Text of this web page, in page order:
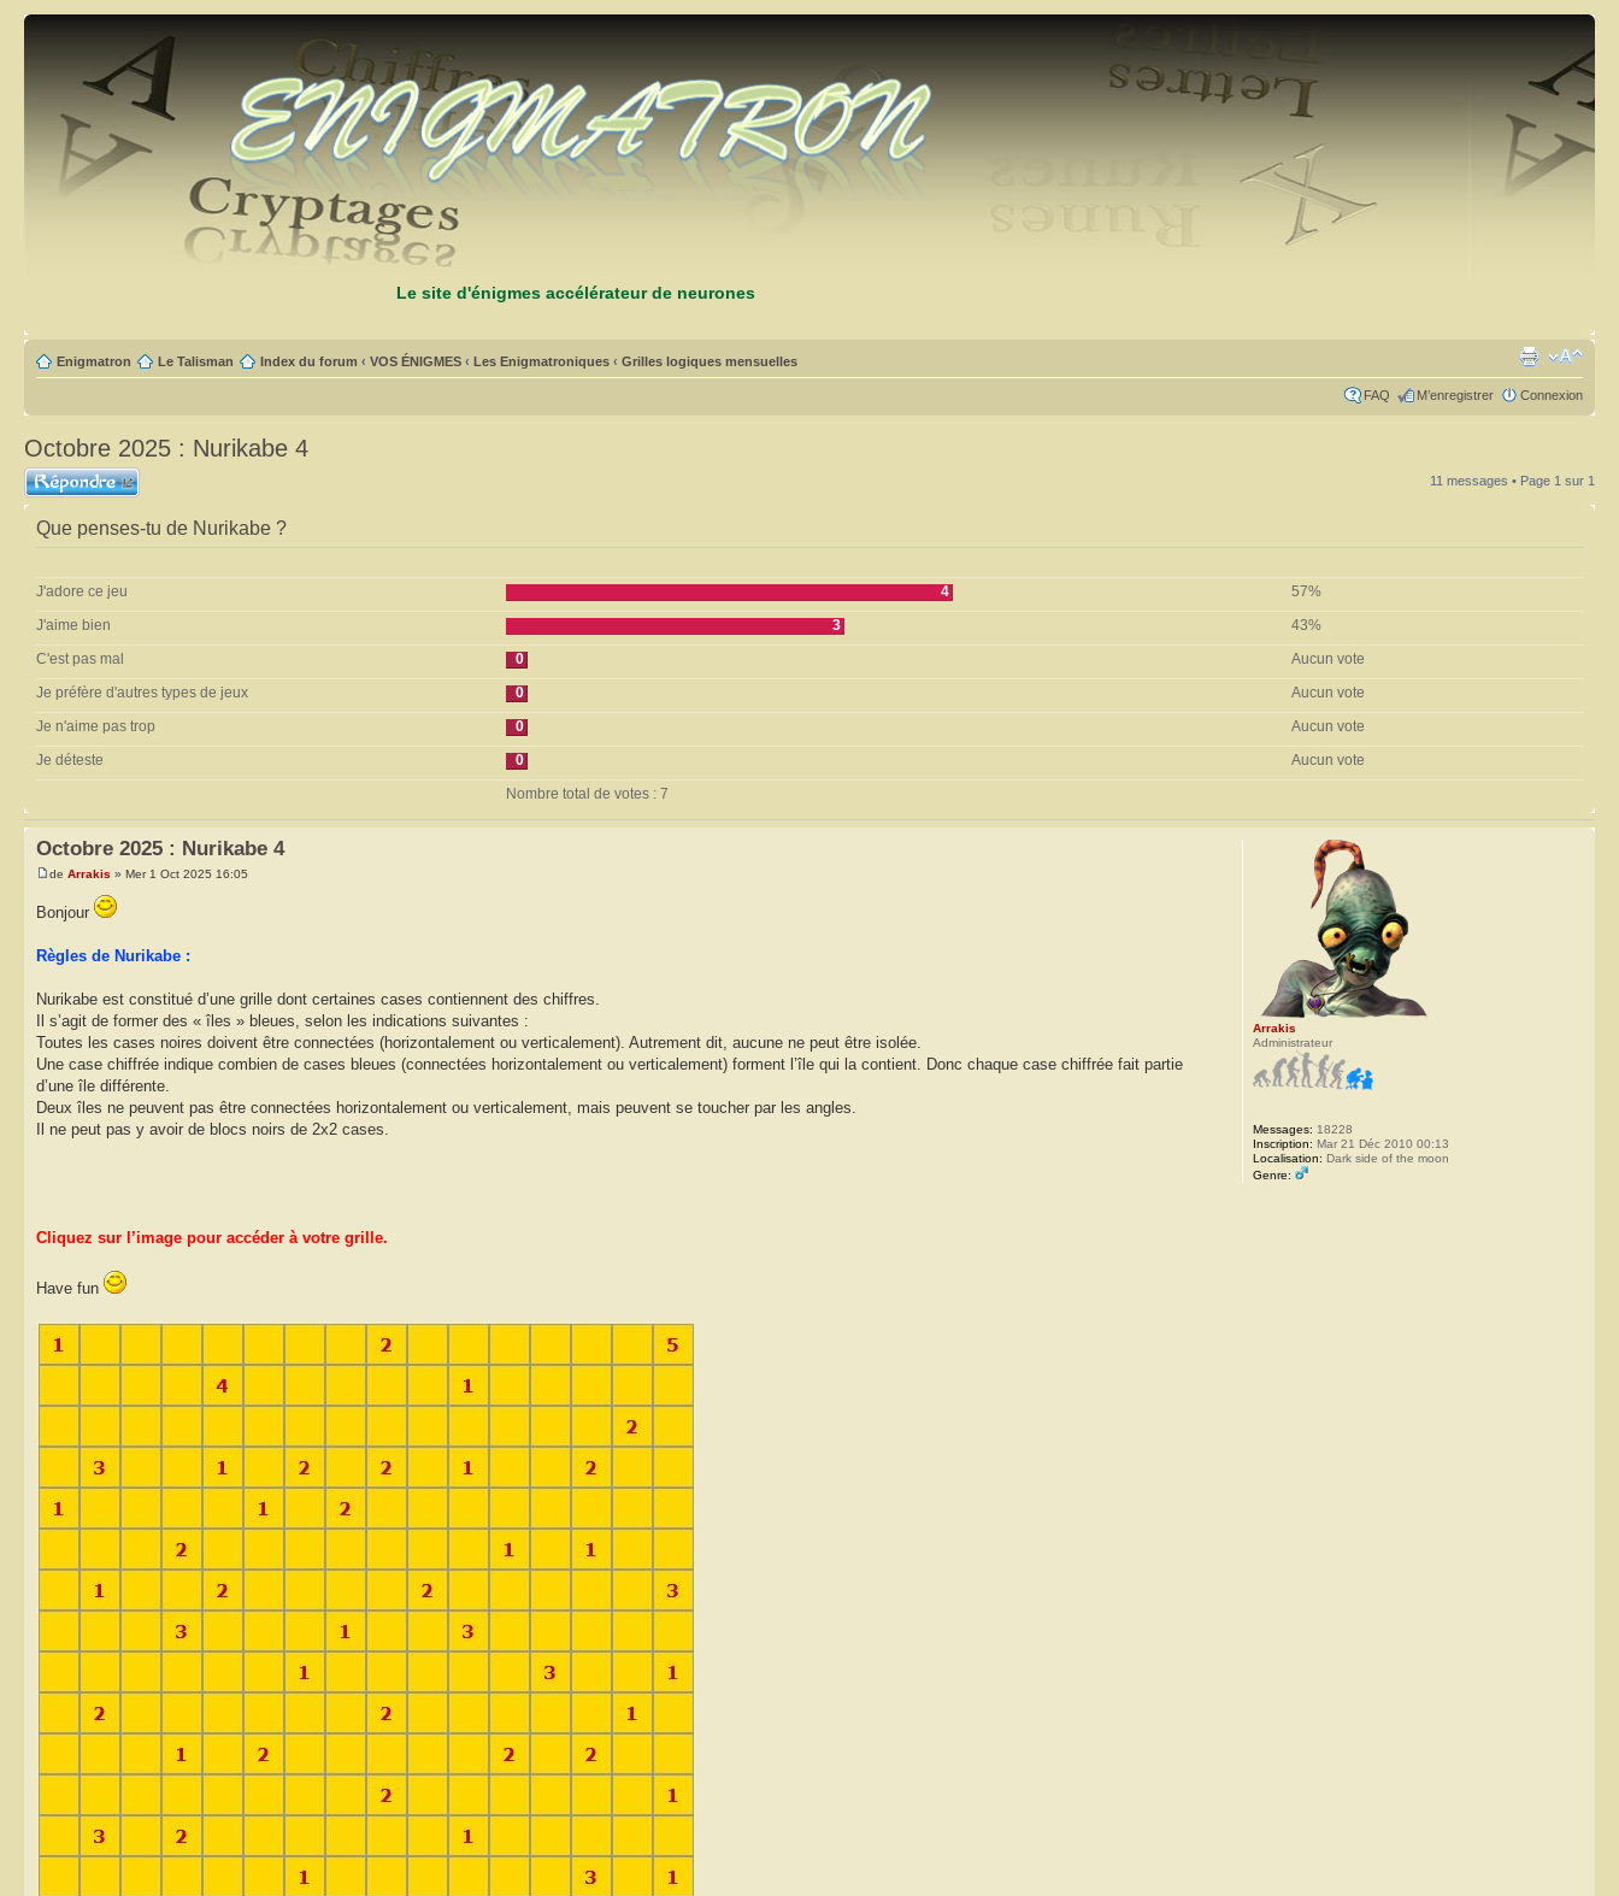
Le site d'énigmes accélérateur de neurones
Enigmatron Le Talisman Index du forum ‹ VOS ÉNIGMES ‹ Les Enigmatroniques ‹ Grilles logiques mensuelles
FAQ M’enregistrer Connexion
Octobre 2025 : Nurikabe 4
Répondre 11 messages • Page 1 sur 1
Que penses-tu de Nurikabe ?
J'adore ce jeu 4
57%
J'aime bien
3
43%
C'est pas mal
0
Aucun vote
Je préfère d'autres types de jeux
0
Aucun vote
Je n'aime pas trop
0
Aucun vote
Je déteste
0
Aucun vote
Nombre total de votes : 7
Octobre 2025 : Nurikabe 4
de Arrakis » Mer 1 Oct 2025 16:05
Bonjour
Règles de Nurikabe :
Nurikabe est constitué d’une grille dont certaines cases contiennent des chiffres.
Il s’agit de former des « îles » bleues, selon les indications suivantes :
Toutes les cases noires doivent être connectées (horizontalement ou verticalement). Autrement dit, aucune ne peut être isolée.
Une case chiffrée indique combien de cases bleues (connectées horizontalement ou verticalement) forment l’île qui la contient. Donc chaque case chiffrée fait partie
d’une île différente.
Deux îles ne peuvent pas être connectées horizontalement ou verticalement, mais peuvent se toucher par les angles.
Il ne peut pas y avoir de blocs noirs de 2x2 cases.
Cliquez sur l’image pour accéder à votre grille.
Have fun
Arrakis
Administrateur
Messages: 18228
Inscription: Mar 21 Déc 2010 00:13
Localisation: Dark side of the moon
Genre: